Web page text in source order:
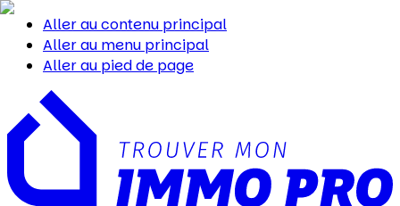
Aller au contenu principal
Aller au menu principal
Aller au pied de page